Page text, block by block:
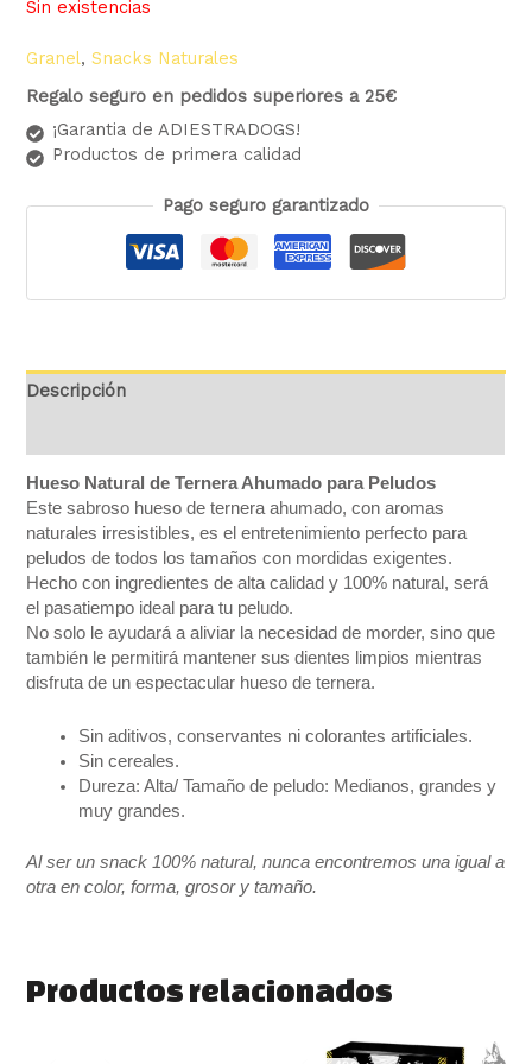
Sin existencias
Granel,Snacks Naturales
Regalo seguro en pedidos superiores a 25€
¡Garantia de ADIESTRADOGS!
Productos de primera calidad
Pago seguro garantizado
Descripción
Hueso Natural de Ternera Ahumado para Peludos
Este sabroso hueso de ternera ahumado, con aromas
naturales irresistibles, es el entretenimiento perfecto para
peludos de todos los tamaños con mordidas exigentes.
Hecho con ingredientes de alta calidad y 100% natural, será
el pasatiempo ideal para tu peludo.
No solo le ayudará a aliviar la necesidad de morder, sino que
también le permitirá mantener sus dientes limpios mientras
disfruta de un espectacular hueso de ternera.
Sin aditivos, conservantes ni colorantes artificiales.
Sin cereales.
Dureza: Alta/ Tamaño de peludo: Medianos, grandes y
muy grandes.
Al ser un snack 100% natural, nunca encontremos una igual a
otra en color, forma, grosor y tamaño.
Productos relacionados
El
El